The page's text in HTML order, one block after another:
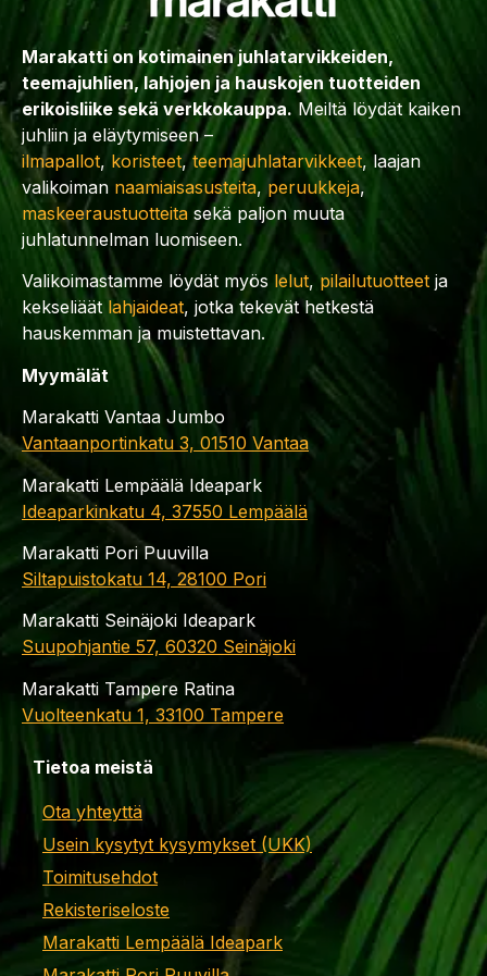
Marakatti on kotimainen juhlatarvikkeiden,
teemajuhlien, lahjojen ja hauskojen tuotteiden
erikoisliike sekä verkkokauppa. Meiltä löydät kaiken
juhliin ja eläytymiseen –
ilmapallot, koristeet,teemajuhlatarvikkeet, laajan
valikoiman naamiaisasusteita, peruukkeja,
maskeeraustuotteita sekä paljon muuta
juhlatunnelman luomiseen.
Valikoimastamme löydät myös lelut,pilailutuotteet ja
kekseliäät lahjaideat, jotka tekevät hetkestä
hauskemman ja muistettavan.
Myymälät
Marakatti Vantaa Jumbo
Vantaanportinkatu 3, 01510 Vantaa
Marakatti Lempäälä Ideapark
Ideaparkinkatu 4, 37550 Lempäälä
Marakatti Pori Puuvilla
Siltapuistokatu 14, 28100 Pori
Marakatti Seinäjoki Ideapark
Suupohjantie 57, 60320 Seinäjoki
Marakatti Tampere Ratina
Vuolteenkatu 1, 33100 Tampere
Tietoa meistä
Ota yhteyttä
Usein kysytyt kysymykset (UKK)
Toimitusehdot
Rekisteriseloste
Marakatti Lempäälä Ideapark